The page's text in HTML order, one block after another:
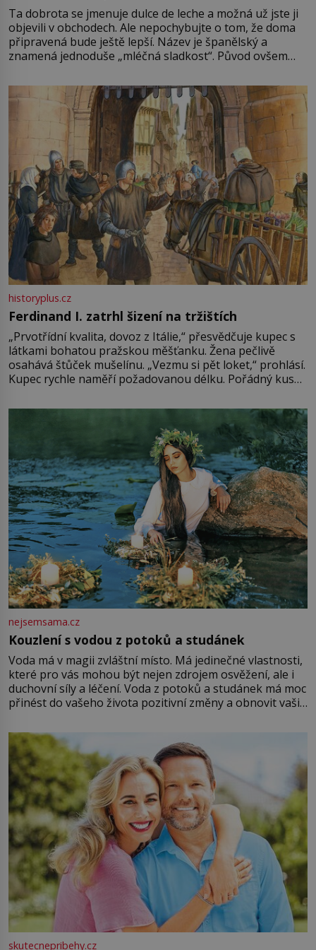
Ta dobrota se jmenuje dulce de leche a možná už jste ji
objevili v obchodech. Ale nepochybujte o tom, že doma
připravená bude ještě lepší. Název je španělský a
znamená jednoduše „mléčná sladkost“. Původ ovšem
pře hned několik latinskoamerických zemí a k tomu
Francie, kde se traduje,
historyplus.cz
Ferdinand I. zatrhl šizení na tržištích
„Prvotřídní kvalita, dovoz z Itálie,“ přesvědčuje kupec s
látkami bohatou pražskou měšťanku. Žena pečlivě
osahává štůček mušelínu. „Vezmu si pět loket,“ prohlásí.
Kupec rychle naměří požadovanou délku. Pořádný kus
milostpaní. Stačí jenom na sukni,“ zhodnotí švadlena
množství růžového mušelínu. „Ošidili vás, podívejte.“
nejsemsama.cz
Kouzlení s vodou z potoků a studánek
Voda má v magii zvláštní místo. Má jedinečné vlastnosti,
které pro vás mohou být nejen zdrojem osvěžení, ale i
duchovní síly a léčení. Voda z potoků a studánek má moc
přinést do vašeho života pozitivní změny a obnovit vaši
můžete obohatit své rituály a přinést do svého života
větší harmonii a klid. Je důležité
skutecnepribehy.cz